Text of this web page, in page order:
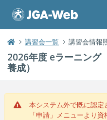
講習会一覧 講習会情報
2026年度 eラーニング
養成）
本システム外で既に認定
「申請」メニューより